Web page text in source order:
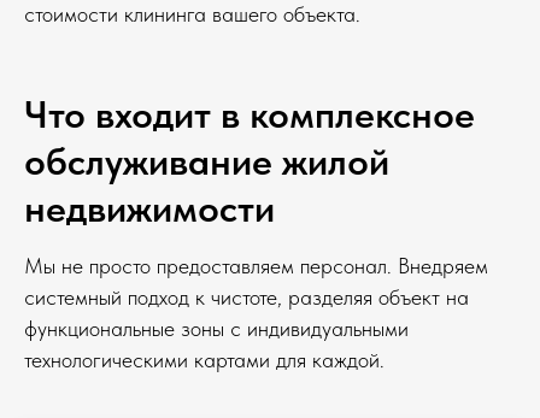
стоимости клининга вашего объекта.
Что входит в комплексное
обслуживание жилой
недвижимости
Мы не просто предоставляем персонал. Внедряем
системный подход к чистоте, разделяя объект на
функциональные зоны с индивидуальными
технологическими картами для каждой.